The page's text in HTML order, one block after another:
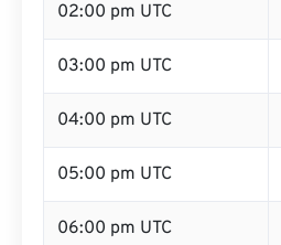
02:00 pm UTC
03:00 pm UTC
04:00 pm UTC
05:00 pm UTC
06:00 pm UTC